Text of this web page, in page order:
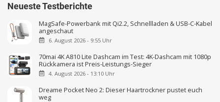
Neueste Testberichte
MagSafe-Powerbank mit Qi2.2, Schnellladen & USB-C-Kabel
angeschaut
6. August 2026 - 9:55 Uhr
70mai 4K A810 Lite Dashcam im Test: 4K-Dashcam mit 1080p
Rückkamera ist Preis-Leistungs-Sieger
4. August 2026 - 13:10 Uhr
Dreame Pocket Neo 2: Dieser Haartrockner pustet euch
weg